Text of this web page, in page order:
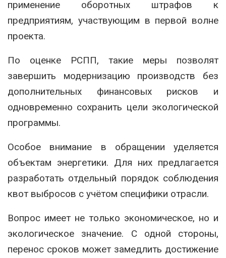
применение оборотных штрафов к
предприятиям, участвующим в первой волне
проекта.
По оценке РСПП, такие меры позволят
завершить модернизацию производств без
дополнительных финансовых рисков и
одновременно сохранить цели экологической
программы.
Особое внимание в обращении уделяется
объектам энергетики. Для них предлагается
разработать отдельный порядок соблюдения
квот выбросов с учётом специфики отрасли.
Вопрос имеет не только экономическое, но и
экологическое значение. С одной стороны,
перенос сроков может замедлить достижение